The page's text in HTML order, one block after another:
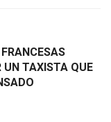
UN TAXISTA QUE